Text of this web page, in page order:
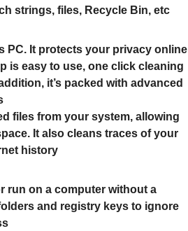
strings, files, Recycle Bin, etc.
PC. It protects your privacy online
is easy to use, one click cleaning
it’s packed with advanced
files from your system, allowing
It also cleans traces of your
history.
run on a computer without a
and registry keys to ignore